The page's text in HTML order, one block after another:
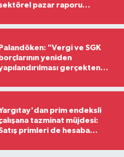
pazar raporu
Palandöken: "Vergi ve SGK
borçlarının yeniden
gerçekten
prim endeksli
tazminat müjdesi:
primleri de hesaba